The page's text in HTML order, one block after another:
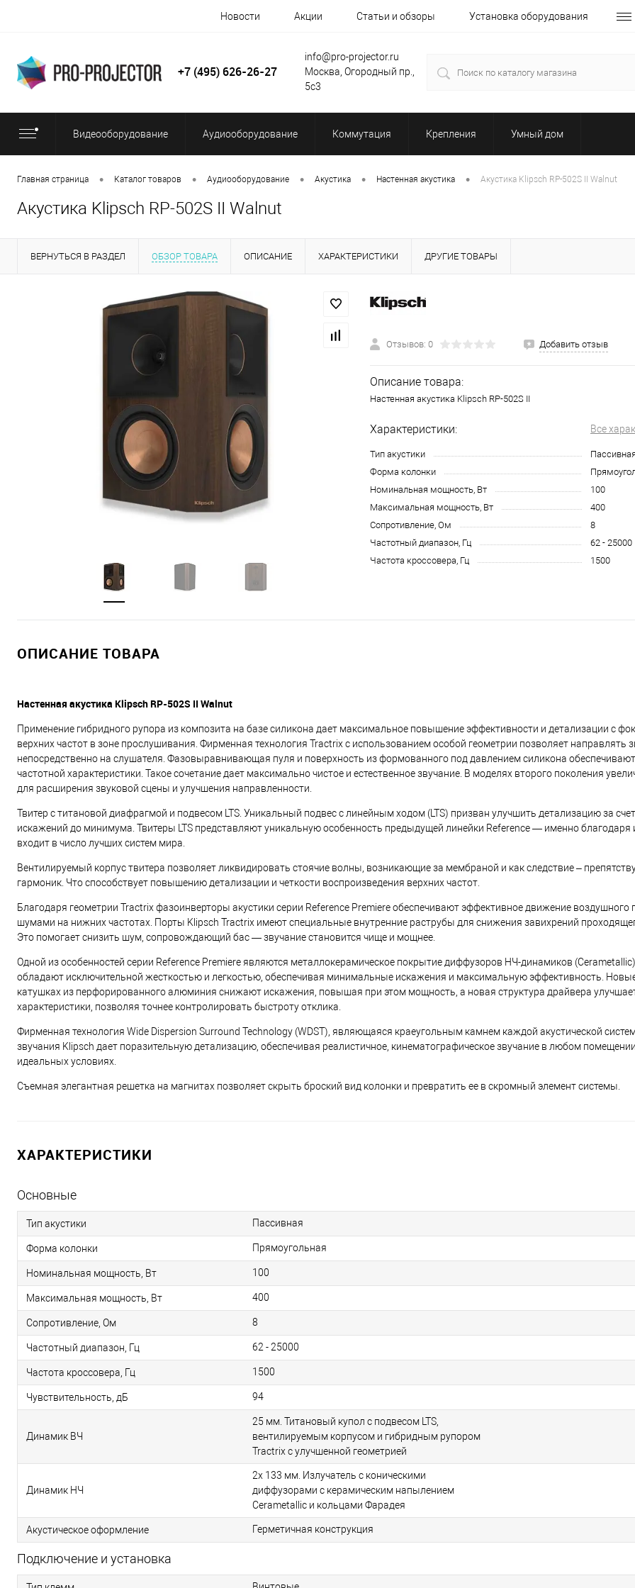
Новости Акции Статьи и обзоры Установка оборудования
+7 (495) 626-26-27
info@pro-projector.ru
Москва, Огородный пр.,
5с3
Видеооборудование Аудиооборудование Коммутация Крепления Умный дом
Главная страница • Каталог товаров • Аудиооборудование • Акустика • Настенная акустика • Акустика Klipsch RP-502S II Walnut
Акустика Klipsch RP-502S II Walnut
ВЕРНУТЬСЯ В РАЗДЕЛ ОБЗОР ТОВАРА ОПИСАНИЕ ХАРАКТЕРИСТИКИ ДРУГИЕ ТОВАРЫ
Отзывов: 0 Добавить отзыв
Описание товара:
Настенная акустика Klipsch RP-502S II
Характеристики: Все
Тип акустики
Форма колонки
Номинальная мощность, Вт
100
Максимальная мощность, Вт
400
Сопротивление, Ом
8
Частотный диапазон, Гц
62 - 25000
Частота кроссовера, Гц
1500
ОПИСАНИЕ ТОВАРА
Настенная акустика Klipsch RP-502S II Walnut
Применение гибридного рупора из композита на базе силикона дает максимальное повышение эффективности и детализации с
верхних частот в зоне прослушивания. Фирменная технология Tractrix с использованием особой геометрии позволяет направлять
непосредственно на слушателя. Фазовыравнивающая пуля и поверхность из формованного под давлением силикона
частотной характеристики. Такое сочетание дает максимально чистое и естественное звучание. В моделях второго поколения
для расширения звуковой сцены и улучшения направленности.
Твитер с титановой диафрагмой и подвесом LTS. Уникальный подвес с линейным ходом (LTS) призван улучшить детализацию за
искажений до минимума. Твитеры LTS представляют уникальную особенность предыдущей линейки Reference — именно благодаря
входит в число лучших систем мира.
Вентилируемый корпус твитера позволяет ликвидировать стоячие волны, возникающие за мембраной и как следствие –
гармоник. Что способствует повышению детализации и четкости воспроизведения верхних частот.
Благодаря геометрии Tractrix фазоинверторы акустики серии Reference Premiere обеспечивают эффективное движение
шумами на нижних частотах. Порты Klipsch Tractrix имеют специальные внутренние раструбы для снижения завихрений
Это помогает снизить шум, сопровождающий бас — звучание становится чище и мощнее.
Одной из особенностей серии Reference Premiere являются металлокерамическое покрытие диффузоров НЧ-динамиков
обладают исключительной жесткостью и легкостью, обеспечивая минимальные искажения и максимальную эффективность.
катушках из перфорированного алюминия снижают искажения, повышая при этом мощность, а новая структура драйвера
характеристики, позволяя точнее контролировать быстроту отклика.
Фирменная технология Wide Dispersion Surround Technology (WDST), являющаяся краеугольным камнем каждой акустической
звучания Klipsch дает поразительную детализацию, обеспечивая реалистичное, кинематографическое звучание в любом
идеальных условиях.
Съемная элегантная решетка на магнитах позволяет скрыть броский вид колонки и превратить ее в скромный элемент системы.
ХАРАКТЕРИСТИКИ
Основные
Тип акустики Пассивная
Форма колонки Прямоугольная
Номинальная мощность, Вт 100
Максимальная мощность, Вт 400
Сопротивление, Ом 8
Частотный диапазон, Гц 62 - 25000
Частота кроссовера, Гц 1500
Чувствительность, дБ 94
Динамик ВЧ
25 мм. Титановый купол с подвесом LTS,
вентилируемым корпусом и гибридным рупором
Tractrix с улучшенной геометрией
Динамик НЧ
2х 133 мм. Излучатель с коническими
диффузорами с керамическим напылением
Cerametallic и кольцами Фарадея
Акустическое оформление Герметичная конструкция
Подключение и установка